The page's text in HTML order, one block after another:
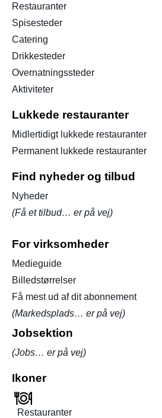
Restauranter
Spisesteder
Catering
Drikkesteder
Overnatningssteder
Aktiviteter
Lukkede restauranter
Midlertidigt lukkede restauranter
Permanent lukkede restauranter
Find nyheder og tilbud
Nyheder
(Få et tilbud… er på vej)
For virksomheder
Medieguide
Billedstørrelser
Få mest ud af dit abonnement
(Markedsplads… er på vej)
Jobsektion
(Jobs… er på vej)
Ikoner
Restauranter